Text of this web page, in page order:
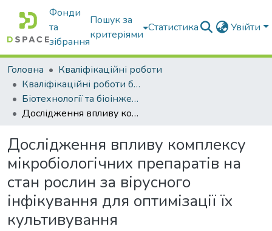
Фонди
та
зібрання
Пошук за
критеріями
Статистика Увійти
Головна
Кваліфікаційні роботи
Кваліфікаційні роботи бакалаврів
Біотехнології та біоінженерія
Дослідження впливу комплексу мікробіологічних препаратів на стан рослин за вірусного інфікування для оптимізації їх культивування
Дослідження впливу комплексу
мікробіологічних препаратів на
стан рослин за вірусного
інфікування для оптимізації їх
культивування